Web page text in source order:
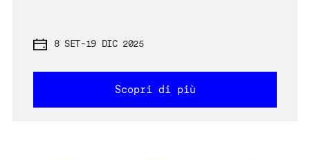
8 SET-19 DIC 2025
Scopri di più